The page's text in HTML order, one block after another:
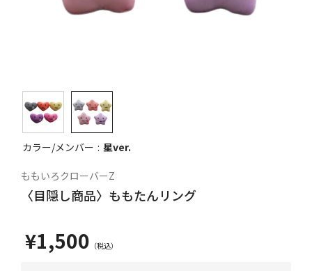
カラー/メンバー 星ver.
ももいろクローバーZ
〈目隠し商品〉ももたんリング
¥1,500